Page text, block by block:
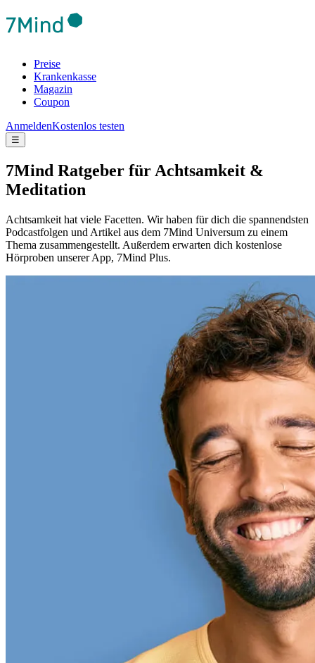
Preise
Krankenkasse
Magazin
Coupon
AnmeldenKostenlos testen
☰
7Mind Ratgeber für Achtsamkeit &
Meditation
Achtsamkeit hat viele Facetten. Wir haben für dich die spannendsten
Podcastfolgen und Artikel aus dem 7Mind Universum zu einem
Thema zusammengestellt. Außerdem erwarten dich kostenlose
Hörproben unserer App, 7Mind Plus.